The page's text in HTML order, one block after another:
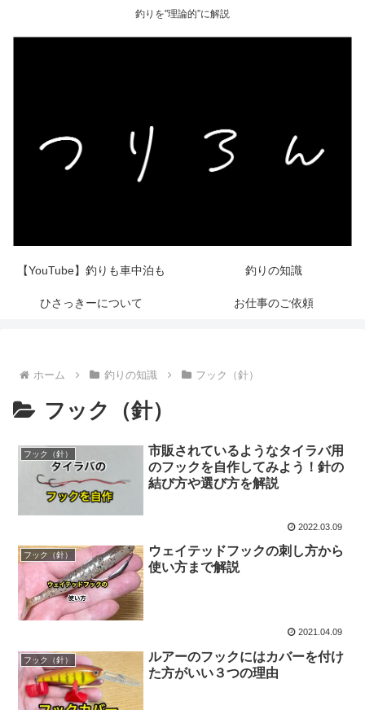
釣りを"理論的”に解説
【YouTube】釣りも車中泊も 釣りの知識
ひさっきーについて お仕事のご依頼
ホーム 釣りの知識 フック（針）
フック（針）
フック（針）
市販されているようなタイラバ用
のフックを自作してみよう！針の
結び方や選び方を解説
2022.03.09
フック（針）
ウェイテッドフックの刺し方から
使い方まで解説
2021.04.09
フック（針）
ルアーのフックにはカバーを付け
た方がいい３つの理由